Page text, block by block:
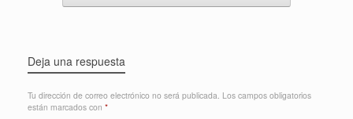
Deja una respuesta
Tu dirección de correo electrónico no será publicada. Los campos obligatorios
están marcados con *